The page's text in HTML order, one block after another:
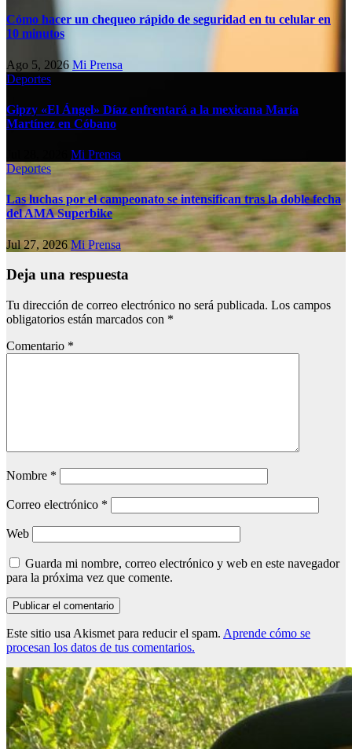
Cómo hacer un chequeo rápido de seguridad en tu celular en
10 minutos
Ago 5, 2026 Mi Prensa
Deportes
Gipzy «El Ángel» Díaz enfrentará a la mexicana María
Martínez en Cóbano
Mi Prensa
Deportes
Las luchas por el campeonato se intensifican tras la doble fecha
del AMA Superbike
Jul 27, 2026Mi Prensa
Deja una respuesta
Tu dirección de correo electrónico no será publicada. Los campos
obligatorios están marcados con *
Comentario *
Nombre *
Correo electrónico *
Web
Guarda mi nombre, correo electrónico y web en este navegador
para la próxima vez que comente.
Este sitio usa Akismet para reducir el spam. Aprende cómo se
procesan los datos de tus comentarios.